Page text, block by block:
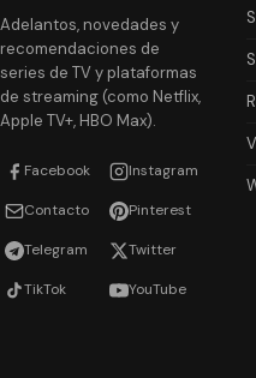
Adelantos, novedades y
recomendaciones de
series de TV y plataformas
de streaming (como Netflix,
Apple TV+, HBO Max).
Facebook Instagram
Contacto Pinterest
Telegram Twitter
TikTok YouTube